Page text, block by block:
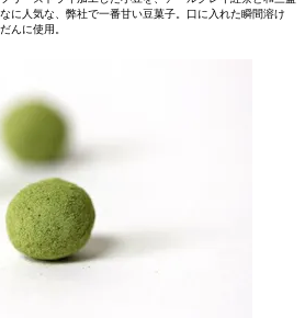
に人気な、弊社で一番甘い豆菓子。口に入れた瞬間溶け
んに使用。